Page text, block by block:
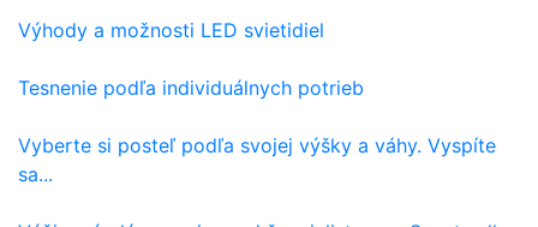
Výhody a možnosti LED svietidiel
Tesnenie podľa individuálnych potrieb
Vyberte si posteľ podľa svojej výšky a váhy. Vyspíte
sa...